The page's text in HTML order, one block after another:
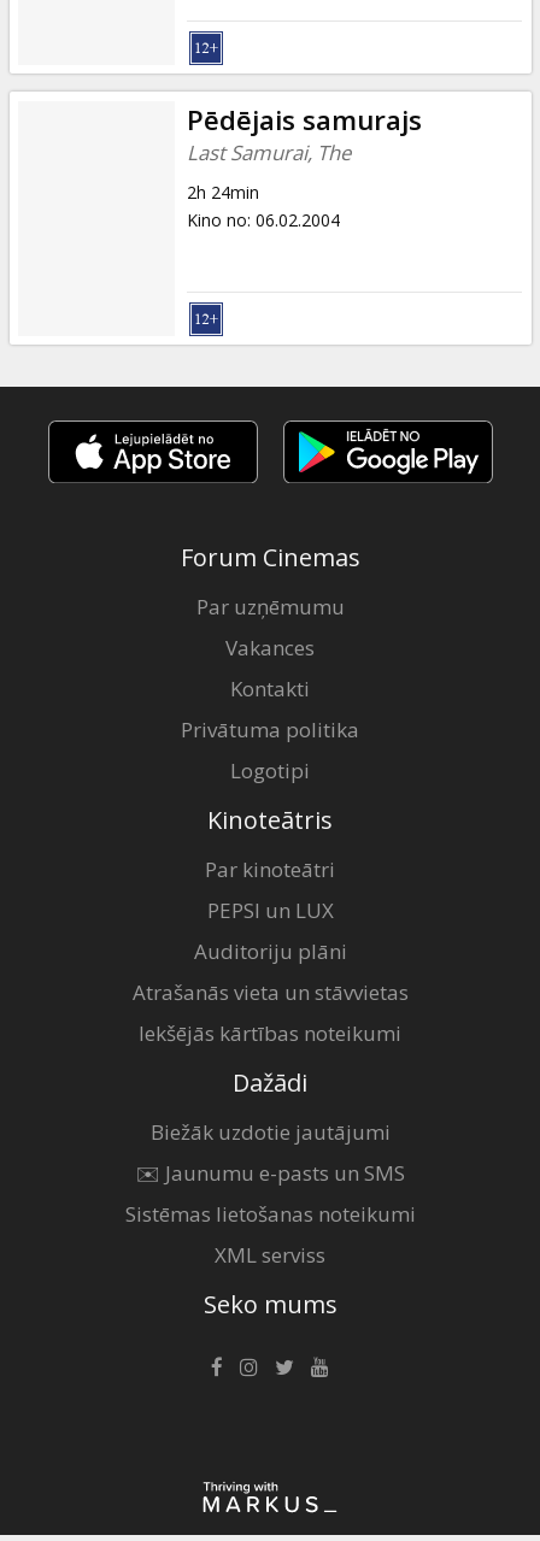
Pēdējais samurajs
Last Samurai, The
2h 24min
Kino no: 06.02.2004
Forum Cinemas
Par uzņēmumu
Vakances
Kontakti
Privātuma politika
Logotipi
Kinoteātris
Par kinoteātri
PEPSI un LUX
Auditoriju plāni
Atrašanās vieta un stāvvietas
Iekšējās kārtības noteikumi
Dažādi
Biežāk uzdotie jautājumi
✉️ Jaunumu e-pasts un SMS
Sistēmas lietošanas noteikumi
XML serviss
Seko mums